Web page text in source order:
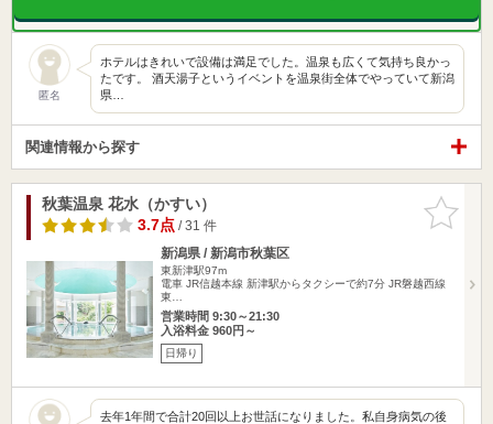
匿名
ホテルはきれいで設備は満足でした。温泉も広くて気持ち良かっ
たです。 酒天湯子というイベントを温泉街全体でやっていて新潟
県…
関連情報から探す
お気に入
りに追加
秋葉温泉 花水（かすい）
3.7点/ 31 件
新潟県 / 新潟市秋葉区
東新津駅97m
電車 JR信越本線 新津駅からタクシーで約7分 JR磐越西線
東…
営業時間 9:30～21:30
入浴料金 960円～
日帰り
去年1年間で合計20回以上お世話になりました。私自身病気の後